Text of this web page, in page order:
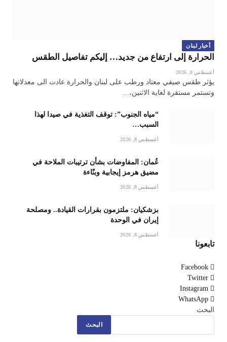
أخبار لبنان
الحرارة إلى ارتفاع من جديد… إليكم تفاصيل الطقس
أغسطس 8, 2026
يؤثر طقس صيفي معتاد ورطب على لبنان والحرارة عادت الى معدلاتها
وتستمر مستقرة لغاية الاثنين،…
“مياه الجنوب”: توقف التغذية في صيدا لهذا
السبب…
أغسطس 8, 2026
عُمان: المفاوضات بشأن ترتيبات الملاحة في
مضيق هرمز إيجابية وبنّاءة
أغسطس 8, 2026
بزشكيان: ملتزمون بقرارات القيادة.. ومصلحة
إيران في الوحدة
أغسطس 8, 2026
تابعونا
Facebook
Twitter
Instagram
WhatsApp
البحث
البحث